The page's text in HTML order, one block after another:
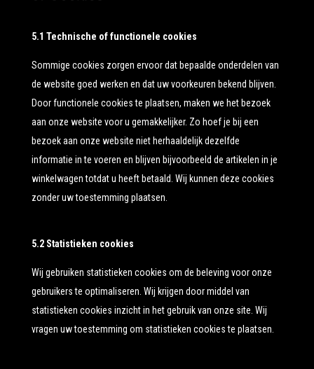
5.1 Technische of functionele cookies
Sommige cookies zorgen ervoor dat bepaalde onderdelen van
de website goed werken en dat uw voorkeuren bekend blijven.
Door functionele cookies te plaatsen, maken we het bezoek
aan onze website voor u gemakkelijker. Zo hoef je bij een
bezoek aan onze website niet herhaaldelijk dezelfde
informatie in te voeren en blijven bijvoorbeeld de artikelen in je
winkelwagen totdat u heeft betaald. Wij kunnen deze cookies
zonder uw toestemming plaatsen.
5.2 Statistieken cookies
Wij gebruiken statistieken cookies om de beleving voor onze
gebruikers te optimaliseren. Wij krijgen door middel van
statistieken cookies inzicht in het gebruik van onze site. Wij
vragen uw toestemming om statistieken cookies te plaatsen.